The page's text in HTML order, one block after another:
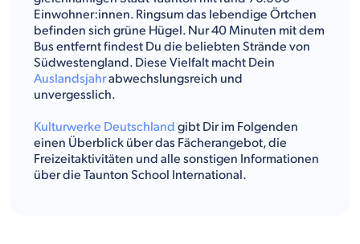
Einwohner:innen. Ringsum das lebendige Örtchen
befinden sich grüne Hügel. Nur 40 Minuten mit dem
Bus entfernt findest Du die beliebten Strände von
Südwestengland. Diese Vielfalt macht Dein
Auslandsjahrabwechslungsreich und
unvergesslich.
Kulturwerke Deutschland gibt Dir im Folgenden
einen Überblick über das Fächerangebot, die
Freizeitaktivitäten und alle sonstigen Informationen
über die Taunton School International.